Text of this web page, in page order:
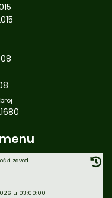
zavod
u 03:00:00